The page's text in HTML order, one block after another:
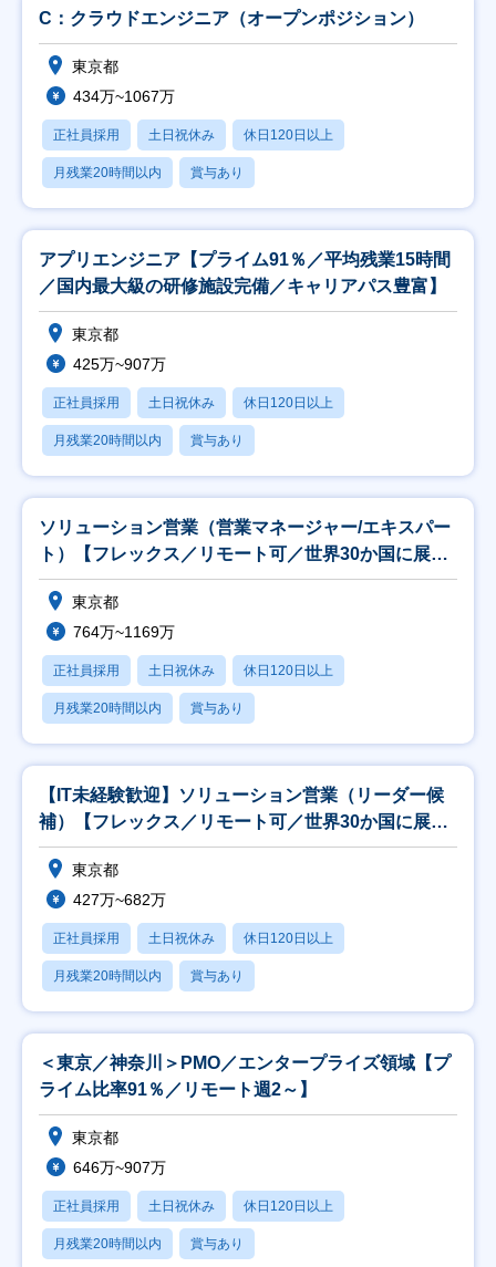
C：クラウドエンジニア（オープンポジション）
東京都
434万~1067万
正社員採用 土日祝休み 休日120日以上
月残業20時間以内 賞与あり
アプリエンジニア【プライム91％／平均残業15時間
／国内最大級の研修施設完備／キャリアパス豊富】
東京都
425万~907万
正社員採用 土日祝休み 休日120日以上
月残業20時間以内 賞与あり
ソリューション営業（営業マネージャー/エキスパー
ト）【フレックス／リモート可／世界30か国に展
開】
東京都
764万~1169万
正社員採用 土日祝休み 休日120日以上
月残業20時間以内 賞与あり
【IT未経験歓迎】ソリューション営業（リーダー候
補）【フレックス／リモート可／世界30か国に展
開】
東京都
427万~682万
正社員採用 土日祝休み 休日120日以上
月残業20時間以内 賞与あり
＜東京／神奈川＞PMO／エンタープライズ領域【プ
ライム比率91％／リモート週2～】
東京都
646万~907万
正社員採用 土日祝休み 休日120日以上
月残業20時間以内 賞与あり